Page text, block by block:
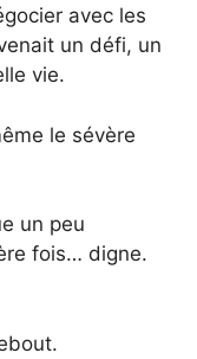
avec les
un défi, un
vie.
le sévère
un peu
fois… digne.